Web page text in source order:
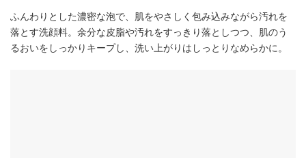
ふんわりとした濃密な泡で、肌をやさしく包み込みながら汚れを
落とす洗顔料。余分な皮脂や汚れをすっきり落としつつ、肌のう
るおいをしっかりキープし、洗い上がりはしっとりなめらかに。